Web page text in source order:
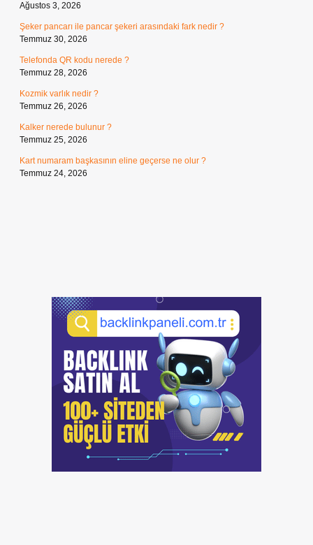
Ağustos 3, 2026
Şeker pancarı ile pancar şekeri arasındaki fark nedir ?
Temmuz 30, 2026
Telefonda QR kodu nerede ?
Temmuz 28, 2026
Kozmik varlık nedir ?
Temmuz 26, 2026
Kalker nerede bulunur ?
Temmuz 25, 2026
Kart numaram başkasının eline geçerse ne olur ?
Temmuz 24, 2026